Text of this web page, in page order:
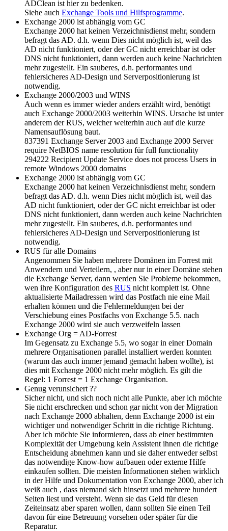
ADClean ist hier zu bedenken.
Siehe auch Exchange Tools und Hilfsprogramme.
Exchange 2000 ist abhängig vom GC
Exchange 2000 hat keinen Verzeichnisdienst mehr, sondern
befragt das AD. d.h. wenn Dies nicht möglich ist, weil das
AD nicht funktioniert, oder der GC nicht erreichbar ist oder
DNS nicht funktioniert, dann werden auch keine Nachrichten
mehr zugestellt. Ein sauberes, d.h. performantes und
fehlersicheres AD-Design und Serverpositionierung ist
notwendig.
Exchange 2000/2003 und WINS
Auch wenn es immer wieder anders erzählt wird, benötigt
auch Exchange 2000/2003 weiterhin WINS. Ursache ist unter
anderem der RUS, welcher weiterhin auch auf die kurze
Namensauflösung baut.
837391 Exchange Server 2003 and Exchange 2000 Server
require NetBIOS name resolution für full functionality
294222 Recipient Update Service does not process Users in
remote Windows 2000 domains
Exchange 2000 ist abhängig vom GC
Exchange 2000 hat keinen Verzeichnisdienst mehr, sondern
befragt das AD. d.h. wenn Dies nicht möglich ist, weil das
AD nicht funktioniert, oder der GC nicht erreichbar ist oder
DNS nicht funktioniert, dann werden auch keine Nachrichten
mehr zugestellt. Ein sauberes, d.h. performantes und
fehlersicheres AD-Design und Serverpositionierung ist
notwendig.
RUS für alle Domains
Angenommen Sie haben mehrere Domänen im Forrest mit
Anwendern und Verteilern, , aber nur in einer Domäne stehen
die Exchange Server, dann werden Sie Probleme bekommen,
wen ihre Konfiguration des RUS nicht komplett ist. Ohne
aktualisierte Mailadressen wird das Postfach nie eine Mail
erhalten können und die Fehlermeldungen bei der
Verschiebung eines Postfachs von Exchange 5.5. nach
Exchange 2000 wird sie auch verzweifeln lassen
Exchange Org = AD-Forrest
Im Gegensatz zu Exchange 5.5, wo sogar in einer Domain
mehrere Organisationen parallel installiert werden konnten
(warum das auch immer jemand gemacht haben wollte), ist
dies mit Exchange 2000 nicht mehr möglich. Es gilt die
Regel: 1 Forrest = 1 Exchange Organisation.
Genug verunsichert ??
Sicher nicht, und sich noch nicht alle Punkte, aber ich möchte
Sie nicht erschrecken und schon gar nicht von der Migration
nach Exchange 2000 abhalten, denn Exchange 2000 ist ein
wichtiger und notwendiger Schritt in die richtige Richtung.
Aber ich möchte Sie informieren, dass ab einer bestimmten
Komplexität der Umgebung kein Assistent ihnen die richtige
Entscheidung abnehmen kann und sie daher entweder selbst
das notwendige Know-how aufbauen oder externe Hilfe
einkaufen sollten. Die meisten Informationen stehen wirklich
in der Hilfe und Dokumentation von Exchange 2000, aber ich
weiß auch , dass niemand sich hinsetzt und mehrere hundert
Seiten liest und versteht. Wenn sie das Geld für diesen
Zeiteinsatz aber sparen wollen, dann sollten Sie einen Teil
davon für eine Betreuung vorsehen oder später für die
Reparatur.